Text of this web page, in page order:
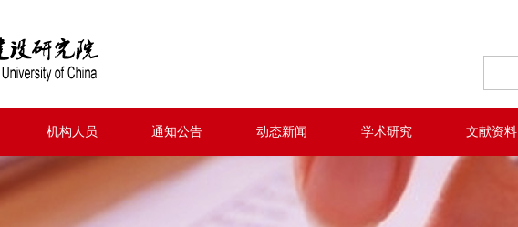
机构人员 通知公告 动态新闻 学术研究 文献资料